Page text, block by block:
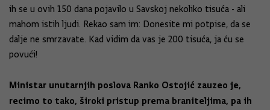
ih se u ovih 150 dana pojavilo u Savskoj nekoliko tisuća - ali
mahom istih ljudi. Rekao sam im: Donesite mi potpise, da se
dalje ne smrzavate. Kad vidim da vas je 200 tisuća, ja ću se
povući!
Ministar unutarnjih poslova Ranko Ostojić zauzeo je,
recimo to tako, široki pristup prema braniteljima, pa ih